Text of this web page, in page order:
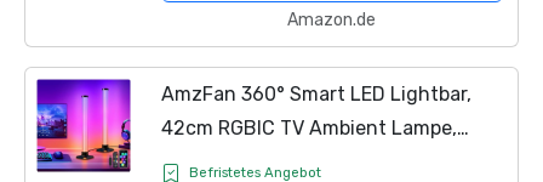
Amazon.de
AmzFan 360° Smart LED Lightbar,
42cm RGBIC TV Ambient Lampe,
Gaming Led Lampe Funktioniert RGB
Befristetes Angebot